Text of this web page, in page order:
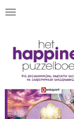
Ga
de
hoofdinhoud